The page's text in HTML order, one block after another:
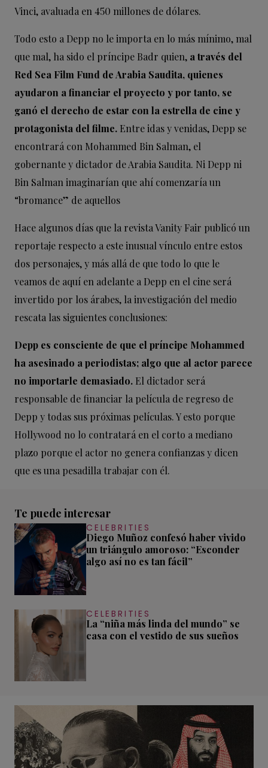
Vinci, avaluada en 450 millones de dólares.
Todo esto a Depp no le importa en lo más mínimo, mal
que mal, ha sido el príncipe Badr quien, a través del
Red Sea Film Fund de Arabia Saudita, quienes
ayudaron a financiar el proyecto y por tanto, se
ganó el derecho de estar con la estrella de cine y
protagonista del filme. Entre idas y venidas, Depp se
encontrará con Mohammed Bin Salman, el
gobernante y dictador de Arabia Saudita. Ni Depp ni
Bin Salman imaginarían que ahí comenzaría un
“bromance” de aquellos
Hace algunos días que la revista Vanity Fair publicó un
reportaje respecto a este inusual vínculo entre estos
dos personajes, y más allá de que todo lo que le
veamos de aquí en adelante a Depp en el cine será
invertido por los árabes, la investigación del medio
rescata las siguientes conclusiones:
Depp es consciente de que el príncipe Mohammed
ha asesinado a periodistas; algo que al actor parece
no importarle demasiado. El dictador será
responsable de financiar la película de regreso de
Depp y todas sus próximas películas. Y esto porque
Hollywood no lo contratará en el corto a mediano
plazo porque el actor no genera confianzas y dicen
que es una pesadilla trabajar con él.
Te puede interesar
CELEBRITIES
Diego Muñoz confesó haber vivido
un triángulo amoroso: “Esconder
algo así no es tan fácil”
CELEBRITIES
La “niña más linda del mundo” se
casa con el vestido de sus sueños